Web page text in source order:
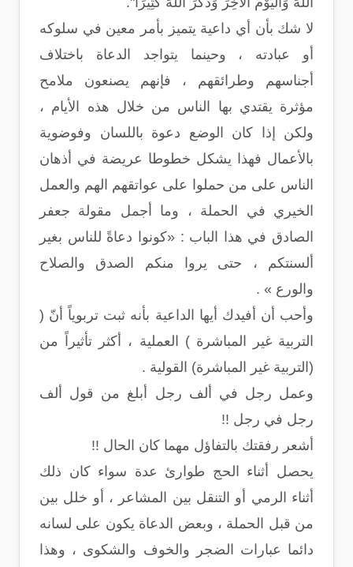
لا شك بأن أي داعية يتميز بأمر معين في سلوكه
أو عبادته ، وحينما يتواجد الدعاة باختلاف
أجناسهم وطرائقهم ، فإنهم يصنعون ملامح
مؤثرة يقتدي بها الناس من خلال هذه الأيام ،
ولكن إذا كان الوضع دعوة باللسان وفوضوية
بالأعمال فهذا يشكل خطوطا عريضة في أذهان
الناس على من حملوا على عواتقهم الهم والعمل
الخيري في الحملة ، وما أجمل مقولة جعفر
الصادق في هذا الباب : «كونوا دعاةً للناس بغير
ألسنتكم ، حتى يروا منكم الصدق والصلاح
والورع » .
وأحب أن أفيدك أيها الداعية بأنه ثبت تربوياً أنّ (
التربية غير المباشرة ) العملية ، أكثر تأثيراً من
(التربية غير المباشرة) القولية .
وعمل رجل في ألف رجل أبلغ من قول ألف
رجل في رجل !!
أشعر رفقتك بالتفاؤل مهما كان الحال !!
يحصل أثناء الحج طوارئ عدة سواء كان ذلك
أثناء الرمي أو التنقل بين المشاعر ، أو خلل بين
من قبل الحملة ، وبعض الدعاة يكون على لسانه
دائما عبارات الضجر والخوف والشكوى ، وهذا